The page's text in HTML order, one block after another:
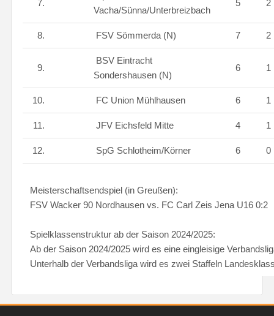
7.
Vacha/Sünna/Unterbreizbach
5 2
8. FSV Sömmerda (N) 7 2
9.
BSV Eintracht
Sondershausen (N)
6 1
10. FC Union Mühlhausen 6 1
11. JFV Eichsfeld Mitte 4 1
12. SpG Schlotheim/Körner 6 0
Meisterschaftsendspiel (in Greußen):
FSV Wacker 90 Nordhausen vs. FC Carl Zeis Jena U16 0:2
Spielklassenstruktur ab der Saison 2024/2025:
Ab der Saison 2024/2025 wird es eine eingleisige
Unterhalb der Verbandsliga wird es zwei Staffeln